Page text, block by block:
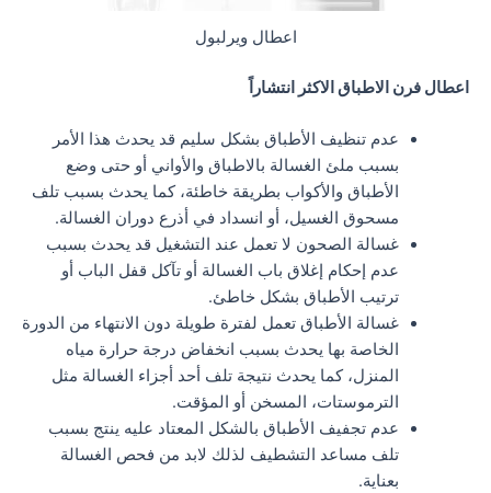
اعطال ويرلبول
اعطال فرن الاطباق الاكثر انتشاراً
عدم تنظيف الأطباق بشكل سليم قد يحدث هذا الأمر
بسبب ملئ الغسالة بالاطباق والأواني أو حتى وضع
الأطباق والأكواب بطريقة خاطئة، كما يحدث بسبب تلف
مسحوق الغسيل، أو انسداد في أذرع دوران الغسالة.
غسالة الصحون لا تعمل عند التشغيل قد يحدث بسبب
عدم إحكام إغلاق باب الغسالة أو تآكل قفل الباب أو
ترتيب الأطباق بشكل خاطئ.
غسالة الأطباق تعمل لفترة طويلة دون الانتهاء من الدورة
الخاصة بها يحدث بسبب انخفاض درجة حرارة مياه
المنزل، كما يحدث نتيجة تلف أحد أجزاء الغسالة مثل
الترموستات، المسخن أو المؤقت.
عدم تجفيف الأطباق بالشكل المعتاد عليه ينتج بسبب
تلف مساعد التشطيف لذلك لابد من فحص الغسالة
بعناية.